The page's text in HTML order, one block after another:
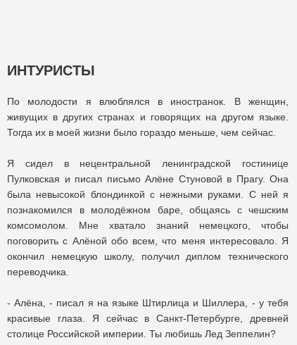
ИНТУРИСТЫ
По молодости я влюблялся в иностранок. В женщин,
живущих в других странах и говорящих на другом языке.
Тогда их в моей жизни было гораздо меньше, чем сейчас.
Я сидел в нецентральной ленинградской гостинице
Пулковская и писал письмо Алёне Стуновой в Прагу. Она
была невысокой блондинкой с нежными руками. С ней я
познакомился в молодёжном баре, общаясь с чешским
комсомолом. Мне хватало знаний немецкого, чтобы
поговорить с Алёной обо всем, что меня интересовало. Я
окончил немецкую школу, получил диплом технического
переводчика.
- Алёна, - писал я на языке Штирлица и Шиллера, - у тебя
красивые глаза. Я сейчас в Санкт-Петербурге, древней
столице Российской империи. Ты любишь Лед Зеппелин?